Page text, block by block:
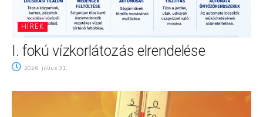
HÍREK
I. fokú vízkorlátozás elrendelése
2026. július 31.